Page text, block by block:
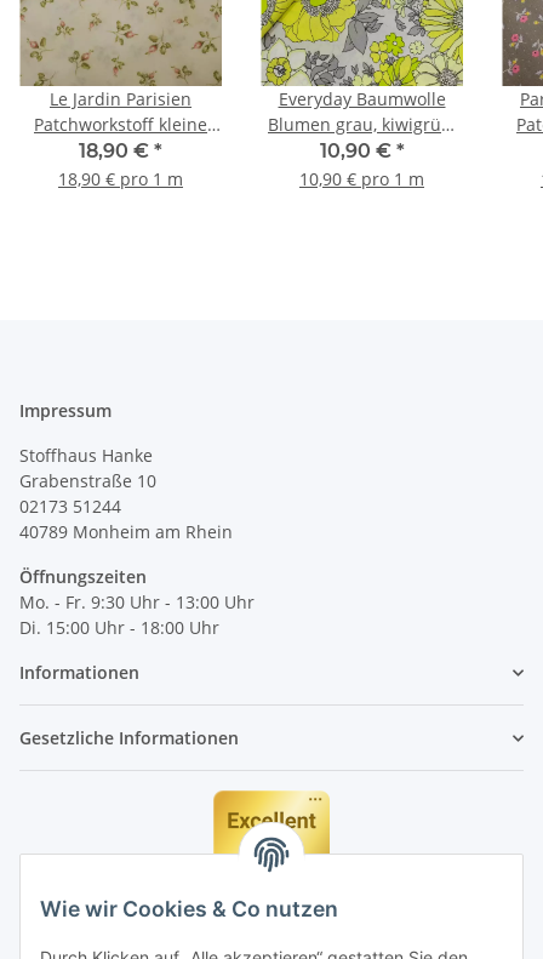
Wie wir Cookies & Co nutzen
Le Jardin Parisien
Patchworkstoff kleine
Blumen natur, grün,
rosa
18,90 € *
18,90 € pro 1 m
Everyday Baumwolle
Blumen grau, kiwigrün,
gelb
10,90 € *
10,90 € pro 1 m
Impressum
Stoffhaus Hanke
Grabenstraße 10
02173 51244
40789 Monheim am Rhein
Öffnungszeiten
Mo. - Fr. 9:30 Uhr - 13:00 Uhr
Di. 15:00 Uhr - 18:00 Uhr
Informationen
Gesetzliche Informationen